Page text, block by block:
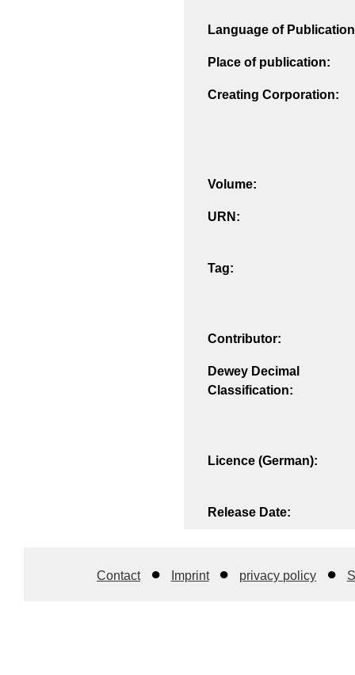
Language of
Place of publication:
Creating Corporation:
Volume:
URN:
Tag:
Contributor:
Dewey Decimal
Classification:
Licence (German):
Release Date:
Contact Imprint privacy policy